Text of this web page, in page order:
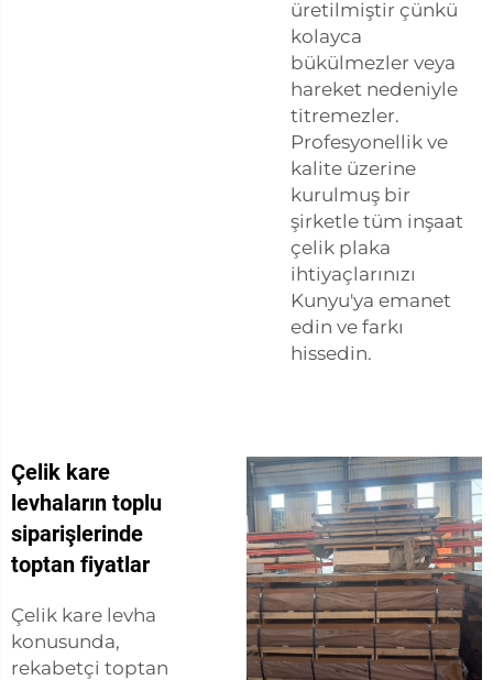
üretilmiştir çünkü
kolayca
bükülmezler veya
hareket nedeniyle
titremezler.
Profesyonellik ve
kalite üzerine
kurulmuş bir
şirketle tüm inşaat
çelik plaka
ihtiyaçlarınızı
Kunyu'ya emanet
edin ve farkı
hissedin.
Çelik kare
levhaların toplu
siparişlerinde
toptan fiyatlar
Çelik kare levha
konusunda,
rekabetçi toptan